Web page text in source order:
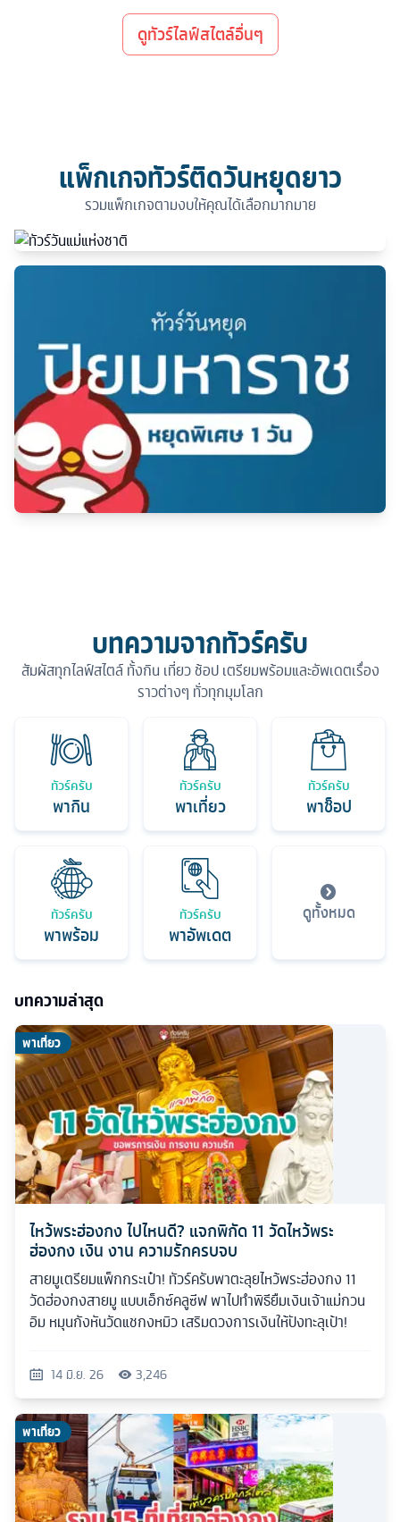
ดูทัวร์ไลฟ์สไตล์อื่นๆ
แพ็กเกจทัวร์ติดวันหยุดยาว
รวมแพ็กเกจตามงบให้คุณได้เลือกมากมาย
บทความจากทัวร์ครับ
สัมผัสทุกไลฟ์สไตล์ ทั้งกิน เที่ยว ช้อป เตรียมพร้อมและอัพเดตเรื่อง
ราวต่างๆ ทั่วทุกมุมโลก
ทัวร์ครับ
พากิน
ทัวร์ครับ
พาเที่ยว
ทัวร์ครับ
พาช็อป
ทัวร์ครับ
พาพร้อม
ทัวร์ครับ
พาอัพเดต
ดูทั้งหมด
บทความล่าสุด
พาเที่ยว
ไหว้พระฮ่องกง ไปไหนดี? แจกพิกัด 11 วัดไหว้พระ
ฮ่องกง เงิน งาน ความรักครบจบ
สายมูเตรียมแพ็กกระเป๋า! ทัวร์ครับพาตะลุยไหว้พระฮ่องกง 11
วัดฮ่องกงสายมู แบบเอ็กซ์คลูซีฟ พาไปทำพิธียืมเงินเจ้าแม่กวน
อิม หมุนกังหันวัดแชกงหมิว เสริมดวงการเงินให้ปังทะลุเป้า!
14 มิ.ย. 26 3,246
พาเที่ยว